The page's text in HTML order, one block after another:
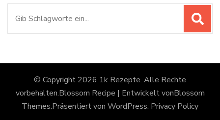
© Copyright 2026 1k Rezepte. Alle Rechte
vorbehalten.Blossom Recipe | Entwickelt vonBlossom
Themes.Präsentiert von WordPress. Privacy Policy